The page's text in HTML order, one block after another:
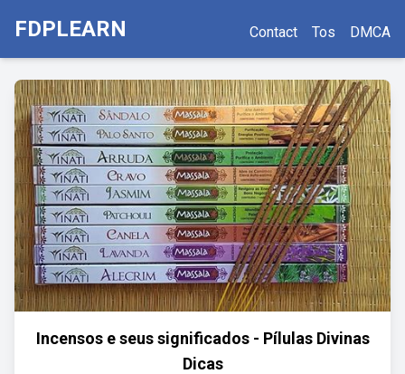
FDPLEARN Contact Tos DMCA
Incensos e seus significados - Pílulas Divinas
Dicas